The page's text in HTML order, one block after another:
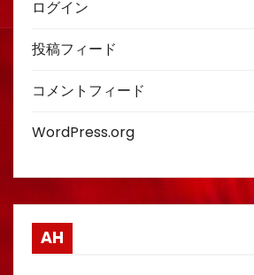
ログイン
投稿フィード
コメントフィード
WordPress.org
AH